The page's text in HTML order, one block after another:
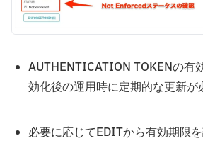
AUTHENTICATION TOKENの有
効化後の運用時に定期的な更新が
必要に応じてEDITから有効期限